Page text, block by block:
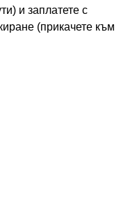
и заплатете с
(прикачете към